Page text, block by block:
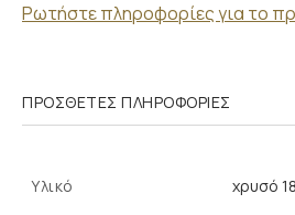
Ρωτήστε πληροφορίες για το
ΠΡΌΣΘΕΤΕΣ ΠΛΗΡΟΦΟΡΊΕΣ
Υλικό
χρυσό